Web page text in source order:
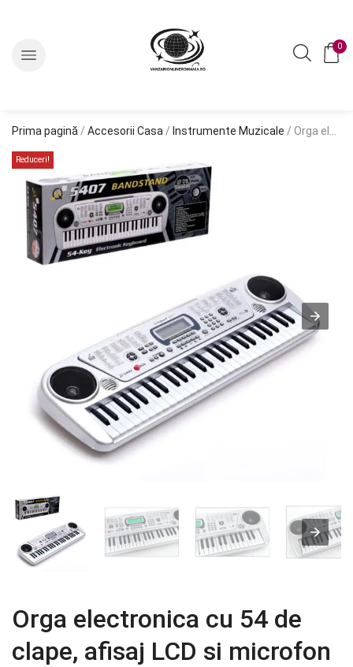
0
Prima pagină / Accesorii Casa / Instrumente Muzicale / Orga electronica cu 54 de clape, afisaj LCD si microfon (Keyboard, Pian electronic)
Reduceri!
Orga electronica cu 54 de
clape, afisaj LCD si microfon